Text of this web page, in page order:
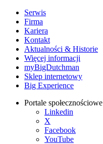
Serwis
Firma
Kariera
Kontakt
Aktualności & Historie
Więcej informacji
myBigDutchman
Sklep internetowy
Big Experience
Portale społecznościowe
Linkedin
X
Facebook
YouTube